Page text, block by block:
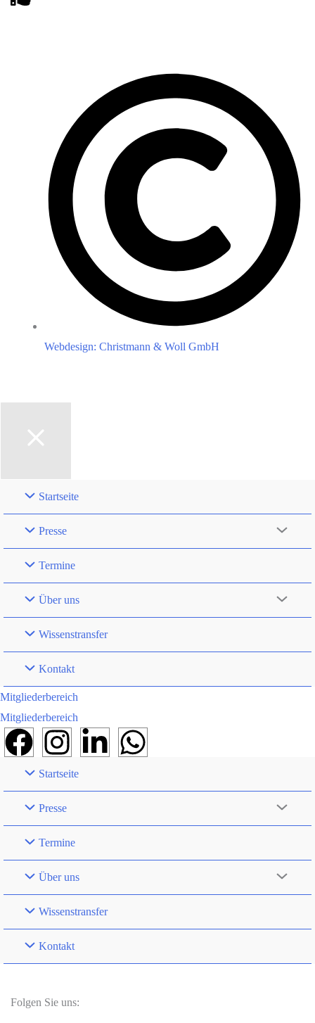
Webdesign: Christmann & Woll GmbH
Startseite
Presse
Termine
Über uns
Wissenstransfer
Kontakt
Mitgliederbereich
Mitgliederbereich
Startseite
Presse
Termine
Über uns
Wissenstransfer
Kontakt
Folgen Sie uns: